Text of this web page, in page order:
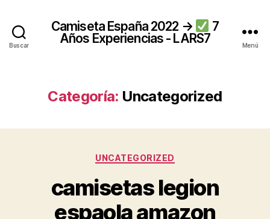
Buscar
Camiseta España 2022 →
7
Años Experiencias - LARS7
Menú
Categoría: Uncategorized
Categorías
UNCATEGORIZED
camisetas legion
espaola amazon